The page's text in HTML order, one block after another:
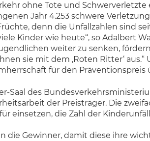
ohne Tote und
Jahr 4.253 schwere
denn die Unfallzahlen sind
Kinder wie heute“, so Adalbert
weiter zu senken,
sie mit dem ‚Roten Ritter‘
für den Präventionspreis
Saal des
der Preisträger. Die
einsetzen, die Zahl der
die Gewinner, damit diese ihre